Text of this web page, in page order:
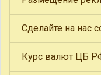
Сделайте на нас
Курс валют ЦБ